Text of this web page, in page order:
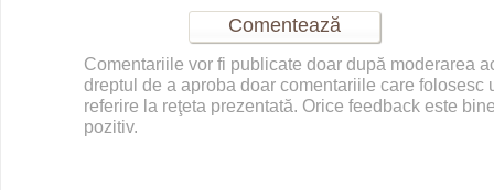
Comentariile vor fi publicate doar după moderarea
dreptul de a aproba doar comentariile care folosesc
referire la reţeta prezentată. Orice feedback este
pozitiv.